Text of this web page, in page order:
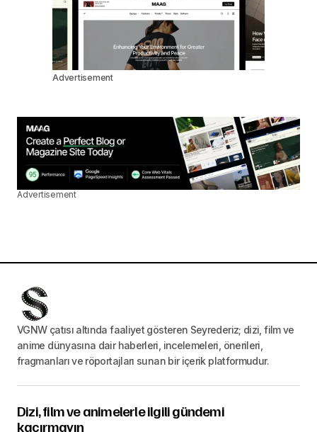
Advertisement
Advertisement
VGNW çatısı altında faaliyet gösteren Seyrederiz; dizi, film ve
anime dünyasına dair haberleri, incelemeleri, önerileri,
fragmanları ve röportajları sunan bir içerik platformudur.
Dizi, film ve animelerle ilgili gündemi
kaçırmayın